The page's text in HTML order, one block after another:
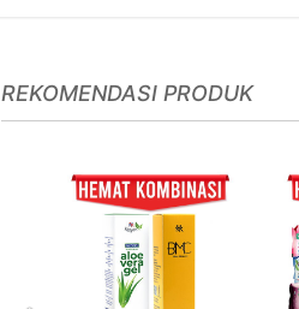
REKOMENDASI PRODUK